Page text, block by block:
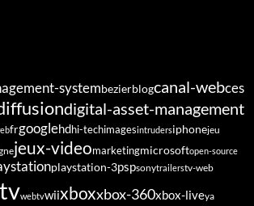
systembezierblogcanal-webces
digital-asset-management
frgooglehdhi-techimagesintrudersiphonejeu
jeux-videomarketingmicrosoftopen-source
playstation-3pspsonytrailerstv-web
webtvwiixboxxbox-360xbox-liveya